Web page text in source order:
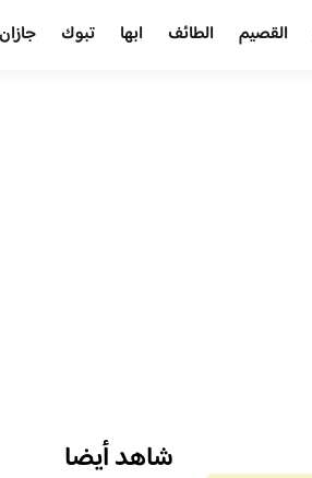
القصيم الطائف ابها تبوك جازان
شاهد أيضا